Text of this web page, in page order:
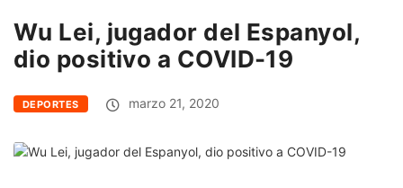
Wu Lei, jugador del Espanyol,
dio positivo a COVID-19
DEPORTES marzo 21, 2020